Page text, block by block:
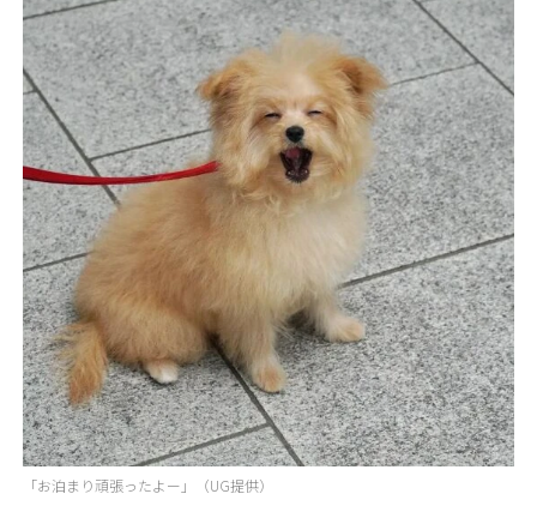
「お泊まり頑張ったよー」（UG提供）